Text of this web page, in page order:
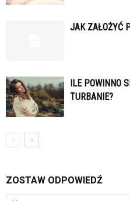
JAK ZAŁOŻYĆ
ILE POWINNO
TURBANIE?
ZOSTAW ODPOWIEDŹ